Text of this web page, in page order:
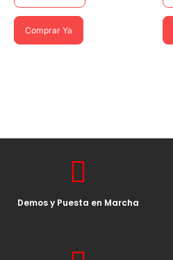
Comprar Ya
Demos y Puesta en Marcha